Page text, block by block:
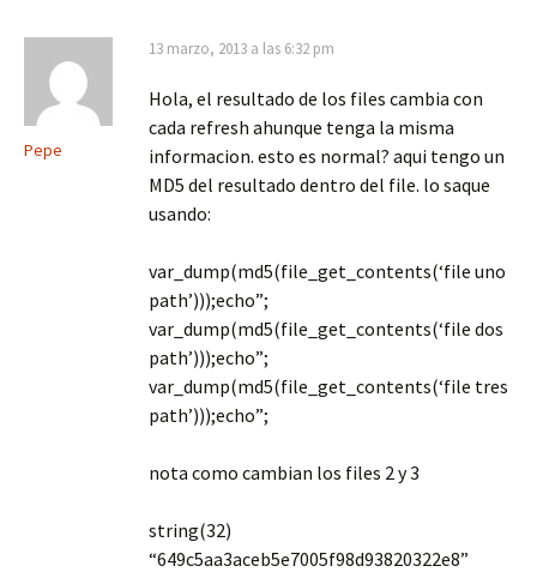
Pepe
13 marzo, 2013 a las 6:32 pm
Hola, el resultado de los files cambia con
cada refresh ahunque tenga la misma
informacion. esto es normal? aqui tengo un
MD5 del resultado dentro del file. lo saque
usando:
var_dump(md5(file_get_contents(‘file uno
path’)));echo”;
var_dump(md5(file_get_contents(‘file dos
path’)));echo”;
var_dump(md5(file_get_contents(‘file tres
path’)));echo”;
nota como cambian los files 2 y 3
string(32)
“649c5aa3aceb5e7005f98d93820322e8”